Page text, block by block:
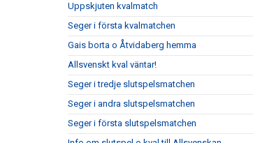
Uppskjuten kvalmatch
Seger i första kvalmatchen
Gais borta o Åtvidaberg hemma
Allsvenskt kval väntar!
Seger i tredje slutspelsmatchen
Seger i andra slutspelsmatchen
Seger i första slutspelsmatchen